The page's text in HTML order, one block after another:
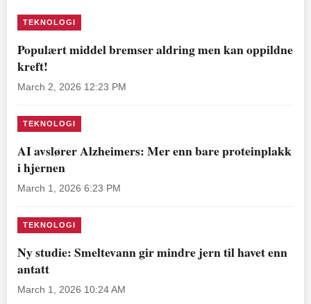
TEKNOLOGI
Populært middel bremser aldring men kan oppildne
kreft!
March 2, 2026 12:23 PM
TEKNOLOGI
AI avslører Alzheimers: Mer enn bare proteinplakk
i hjernen
March 1, 2026 6:23 PM
TEKNOLOGI
Ny studie: Smeltevann gir mindre jern til havet enn
antatt
March 1, 2026 10:24 AM